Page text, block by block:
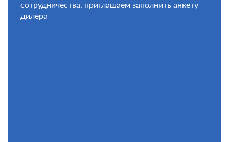
сотрудничества, приглашаем заполнить анкету
дилера